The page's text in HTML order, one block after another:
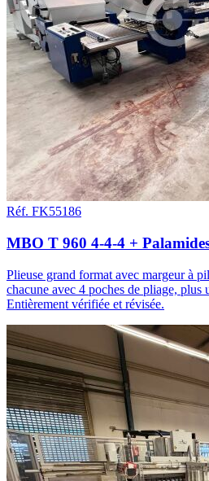
Réf. FK55186
MBO T 960 4-4-4 +
Plieuse grand format avec margeur à
chacune avec 4 poches de pliage, plus
Entièrement vérifiée et révisée.